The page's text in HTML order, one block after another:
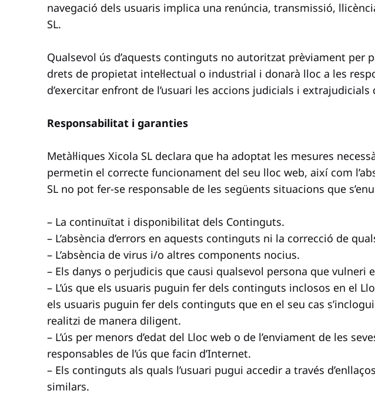
navegació dels usuaris implica una renúncia, transmissió,
SL.
Qualsevol ús d’aquests continguts no autoritzat prèviament per
drets de propietat intel·lectual o industrial i donarà lloc a les
d’exercitar enfront de l’usuari les accions judicials i
Responsabilitat i garanties
Metàl·liques Xicola SL declara que ha adoptat les mesures
permetin el correcte funcionament del seu lloc web, així com
SL no pot fer-se responsable de les següents situacions que
– La continuïtat i disponibilitat dels Continguts.
– L’absència d’errors en aquests continguts ni la correcció de
– L’absència de virus i/o altres components nocius.
– Els danys o perjudicis que causi qualsevol persona que vulneri
– L’ús que els usuaris puguin fer dels continguts inclosos en el
els usuaris puguin fer dels continguts que en el seu cas
realitzi de manera diligent.
– L’ús per menors d’edat del Lloc web o de l’enviament de les
responsables de l’ús que facin d’Internet.
– Els continguts als quals l’usuari pugui accedir a través
similars.